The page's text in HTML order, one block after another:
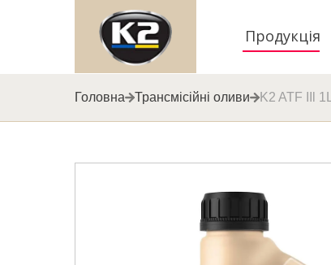
Продукція
Головна Трансмісійні оливи K2 ATF IIl 1L